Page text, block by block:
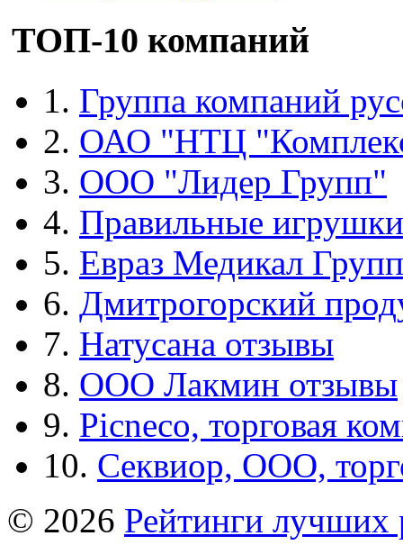
ТОП-10 компаний
1. Группа компаний
2. ОАО "НТЦ
3. ООО "Лидер Групп"
4. Правильные игрушки
5. Евраз Медикал Групп
6. Дмитрогорский
7. Натусана отзывы
8. ООО Лакмин отзывы
9. Picneco, торговая
10. Секвиор, ООО,
© 2026 Рейтинги лучших